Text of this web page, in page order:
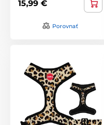
15,99 €
Porovnať